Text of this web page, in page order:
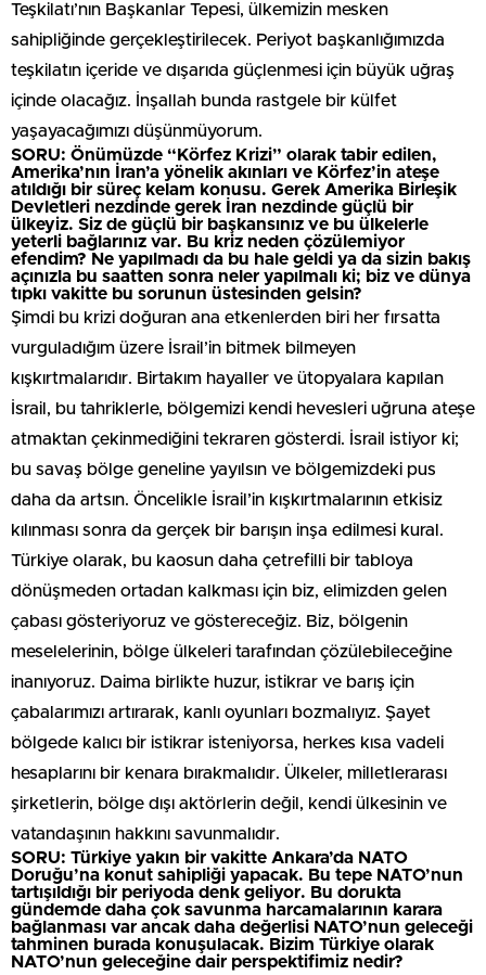
Teşkilatı’nın Başkanlar Tepesi, ülkemizin mesken
sahipliğinde gerçekleştirilecek. Periyot başkanlığımızda
teşkilatın içeride ve dışarıda güçlenmesi için büyük uğraş
içinde olacağız. İnşallah bunda rastgele bir külfet
yaşayacağımızı düşünmüyorum.
SORU: Önümüzde “Körfez Krizi” olarak tabir edilen,
Amerika’nın İran’a yönelik akınları ve Körfez’in ateşe
atıldığı bir süreç kelam konusu. Gerek Amerika Birleşik
Devletleri nezdinde gerek İran nezdinde güçlü bir
ülkeyiz. Siz de güçlü bir başkansınız ve bu ülkelerle
yeterli bağlarınız var. Bu kriz neden çözülemiyor
efendim? Ne yapılmadı da bu hale geldi ya da sizin bakış
açınızla bu saatten sonra neler yapılmalı ki; biz ve dünya
tıpkı vakitte bu sorunun üstesinden gelsin?
Şimdi bu krizi doğuran ana etkenlerden biri her fırsatta
vurguladığım üzere İsrail’in bitmek bilmeyen
kışkırtmalarıdır. Birtakım hayaller ve ütopyalara kapılan
İsrail, bu tahriklerle, bölgemizi kendi hevesleri uğruna ateşe
atmaktan çekinmediğini tekraren gösterdi. İsrail istiyor ki;
bu savaş bölge geneline yayılsın ve bölgemizdeki pus
daha da artsın. Öncelikle İsrail’in kışkırtmalarının etkisiz
kılınması sonra da gerçek bir barışın inşa edilmesi kural.
Türkiye olarak, bu kaosun daha çetrefilli bir tabloya
dönüşmeden ortadan kalkması için biz, elimizden gelen
çabası gösteriyoruz ve göstereceğiz. Biz, bölgenin
meselelerinin, bölge ülkeleri tarafından çözülebileceğine
inanıyoruz. Daima birlikte huzur, istikrar ve barış için
çabalarımızı artırarak, kanlı oyunları bozmalıyız. Şayet
bölgede kalıcı bir istikrar isteniyorsa, herkes kısa vadeli
hesaplarını bir kenara bırakmalıdır. Ülkeler, milletlerarası
şirketlerin, bölge dışı aktörlerin değil, kendi ülkesinin ve
vatandaşının hakkını savunmalıdır.
SORU: Türkiye yakın bir vakitte Ankara’da NATO
Doruğu’na konut sahipliği yapacak. Bu tepe NATO’nun
tartışıldığı bir periyoda denk geliyor. Bu dorukta
gündemde daha çok savunma harcamalarının karara
bağlanması var ancak daha değerlisi NATO’nun geleceği
tahminen burada konuşulacak. Bizim Türkiye olarak
NATO’nun geleceğine dair perspektifimiz nedir?